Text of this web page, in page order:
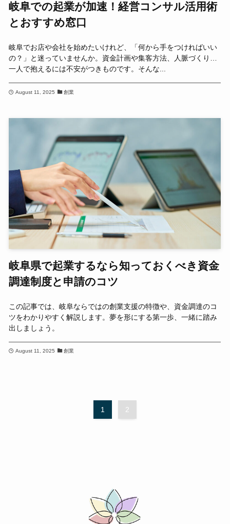
岐阜での起業が加速！経営コンサル活用術
とおすすめ窓口
岐阜でお店や会社を始めたいけれど、「何から手をつければいい
の？」と迷っていませんか。資金計画や集客方法、人脈づくり…
一人で抱えるには不安がつきものです。そんな...
August 11, 2025 創業
岐阜県で起業するなら知っておくべき資金
調達制度と申請のコツ
この記事では、岐阜ならではの創業支援の特徴や、資金調達のコ
ツをわかりやすく解説します。夢を形にする第一歩、一緒に踏み
出しましょう。
August 11, 2025 創業
1 2